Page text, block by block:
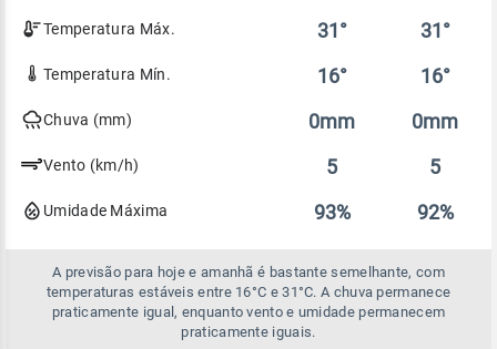
Comparativo
entre
previsão
hoje
Temperatura Máx. 31° 31°
Temperatura Mín. 16° 16°
Chuva (mm) 0mm 0mm
Vento (km/h) 5 5
Umidade Máxima 93% 92%
A previsão para hoje e amanhã é bastante semelhante, com
temperaturas estáveis entre 16°C e 31°C. A chuva permanece
praticamente igual, enquanto vento e umidade permanecem
praticamente iguais.